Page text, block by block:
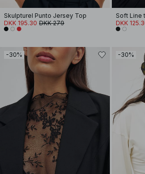
Skulpturel Punto Jersey Top
DKK 195.30 DKK 279
DKK
-30% -30%